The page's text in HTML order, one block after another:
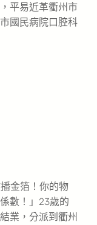
平易近革衢州市
國民病院口腔科
金箔！你的物
數！」23歲的
業，分派到衢州